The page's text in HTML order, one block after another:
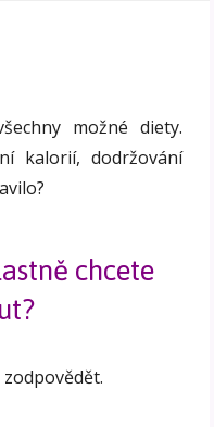
možné diety.
kalorií, dodržování
chcete